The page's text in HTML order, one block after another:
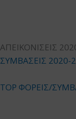
ΑΠΕΙΚΟΝΙΣΕΙΣ
ΣΥΜΒΑΣΕΙΣ 2020-
TOP ΦΟΡΕΙΣ/